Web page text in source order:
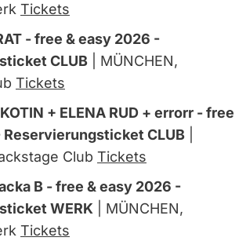
Tickets
- free & easy 2026 -
CLUB | MÜNCHEN,
Tickets
+ ELENA RUD + errorr - free
Reservierungsticket CLUB
Club Tickets
B - free & easy 2026 -
WERK | MÜNCHEN,
Tickets